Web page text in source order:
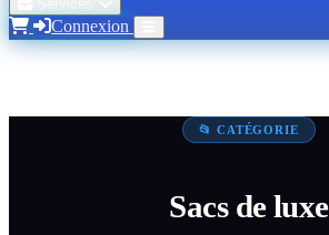
Services
Connexion
📂 CATÉGORIE
Sacs de luxe